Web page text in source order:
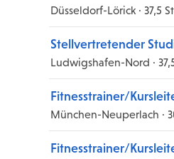
Düsseldorf-Lörick · 37,5
Stellvertretender
Ludwigshafen-Nord ·
Fitnesstrainer/
München-Neuperlach ·
Fitnesstrainer/